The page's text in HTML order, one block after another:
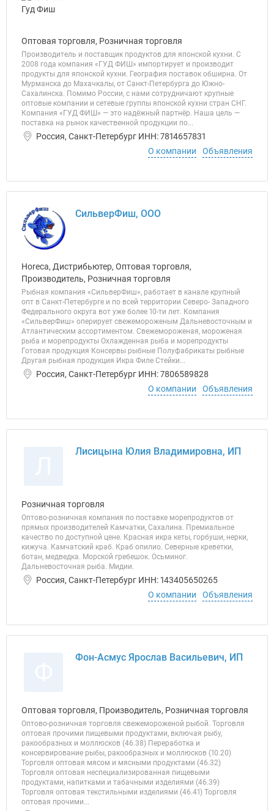
Оптовая торговля, Розничная торговля
Производитель и поставщик продуктов для японской кухни. С
2008 года компания «ГУД ФИШ» импортирует и производит
продукты для японской кухни. География поставок обширна. От
Мурманска до Махачкалы, от Санкт-Петербурга до Южно-
Сахалинска. Помимо России, с нами сотрудничают крупные
оптовые компании и сетевые группы японской кухни стран СНГ.
Компания «ГУД ФИШ» — это надёжный партнёр. Наша цель —
поставка на рынок качественной продукции по...
Россия, Санкт-Петербург ИНН: 7814657831
О компании
Объявления
СильверФиш, ООО
Horeca, Дистрибьютер, Оптовая торговля,
Производитель, Розничная торговля
Рыбная компания «СильверФиш», работает в канале крупный
опт в Санкт-Петербурге и по всей территории Северо- Западного
Федерального округа вот уже более 10-ти лет. Компания
«СильверФиш» оперирует свежемороженым Дальневосточным и
Атлантическим ассортиментом. Свежемороженая, мороженая
рыба и морепродукты Охлажденная рыба и морепродукты
Готовая продукция Консервы рыбные Полуфабрикаты рыбные
Другая рыбная продукция Икра Филе Стейки...
Россия, Санкт-Петербург ИНН: 7806589828
О компании
Объявления
Лисицына Юлия Владимировна, ИП
Розничная торговля
Оптово-розничная компания по поставке морепродуктов от
прямых производителей Камчатки, Сахалина. Премиальное
качество по доступной цене. Красная икра кеты, горбуши, нерки,
кижуча. Камчатский краб. Краб опилио. Северные креветки,
ботан, медведка. Морской гребешок. Осьминог.
Дальневосточная рыба. Мидии.
Россия, Санкт-Петербург ИНН: 143405650265
О компании
Объявления
Фон-Асмус Ярослав Васильевич, ИП
Оптовая торговля, Производитель, Розничная торговля
Оптово-розничная торговля свежемороженой рыбой. Торговля
оптовая прочими пищевыми продуктами, включая рыбу,
ракообразных и моллюсков (46.38) Переработка и
консервирование рыбы, ракообразных и моллюсков (10.20)
Торговля оптовая мясом и мясными продуктами (46.32)
Торговля оптовая неспециализированная пищевыми
продуктами, напитками и табачными изделиями (46.39)
Торговля оптовая текстильными изделиями (46.41) Торговля
оптовая прочими...